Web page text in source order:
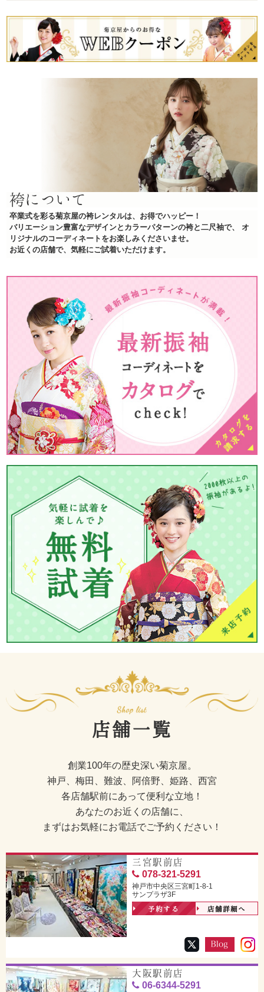
袴について
卒業式を彩る菊京屋の袴レンタルは、お得でハッピー！
バリエーション豊富なデザインとカラーパターンの袴と二尺袖で、
オ
リジナルのコーディネートをお楽しみくださいませ。
お近くの店舗で、気軽にご試着いただけます。
店舗一覧
創業100年の歴史深い菊京屋。
神戸、梅田、難波、阿倍野、姫路、西宮
各店舗駅前にあって便利な立地！
あなたのお近くの店舗に、
まずはお気軽にお電話でご予約ください！
三宮駅前店
078-321-5291
神戸市中央区三宮町1-8-1
サンプラザ3F
予約する 店舗詳細へ
大阪駅前店
06-6344-5291